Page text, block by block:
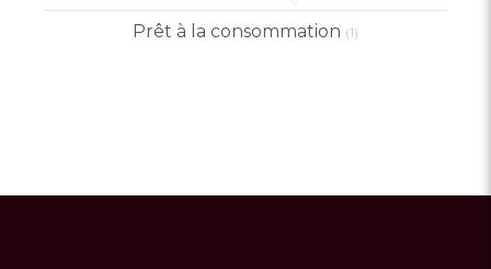
Prêt à la consommation (1)